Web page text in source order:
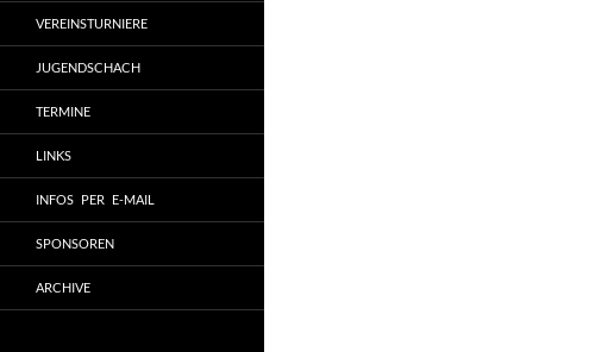
VEREINSTURNIERE
JUGENDSCHACH
TERMINE
LINKS
INFOS PER E-MAIL
SPONSOREN
ARCHIVE